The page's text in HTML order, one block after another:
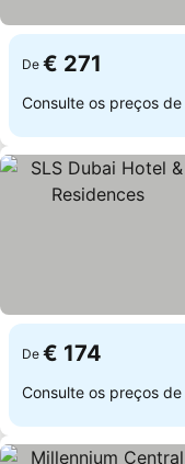
De € 271
Consulte os preços de
De € 174
Consulte os preços de